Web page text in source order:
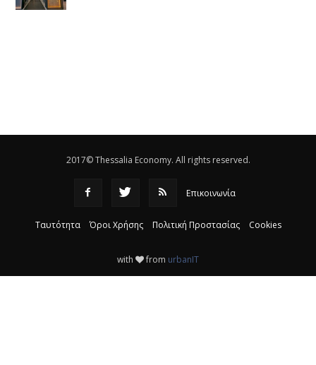
2017© Thessalia Economy. All rights reserved.
Επικοινωνία
Ταυτότητα Όροι Χρήσης Πολιτική Προστασίας Cookies
with from urbanIT